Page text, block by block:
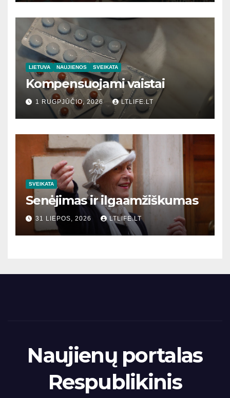
LIETUVA NAUJIENOS SVEIKATA
Kompensuojami vaistai
1 RUGPJŪČIO, 2026 LTLIFE.LT
SVEIKATA
Senėjimas ir ilgaamžiškumas
31 LIEPOS, 2026 LTLIFE.LT
Naujienų portalas
Respublikinis